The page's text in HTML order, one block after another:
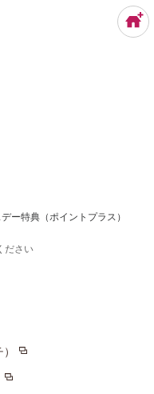
ー特典（ポイントプラス）
ださい